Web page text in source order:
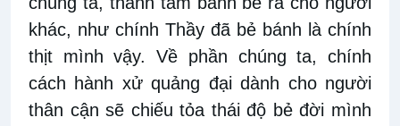
khác, như chính Thầy đã bẻ bánh là chính
thịt mình vậy. Về phần chúng ta, chính
cách hành xử quảng đại dành cho người
thân cận sẽ chiếu tỏa thái độ bẻ đời mình